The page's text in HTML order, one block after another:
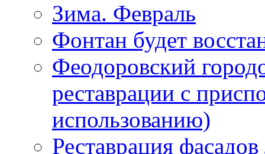
Зима. Февраль
Фонтан будет
Феодоровский
реставрации с
использованию)
Реставрация